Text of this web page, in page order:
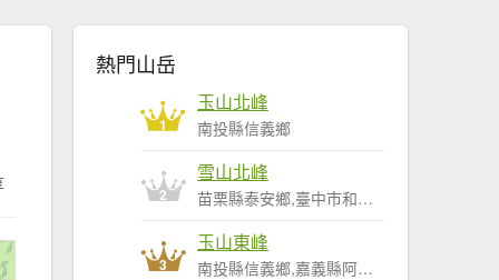
熱門山岳
1
玉山北峰
南投縣信義鄉
2
雪山北峰
苗栗縣泰安鄉,臺中市和平區
3
玉山東峰
南投縣信義鄉,嘉義縣阿里山鄉